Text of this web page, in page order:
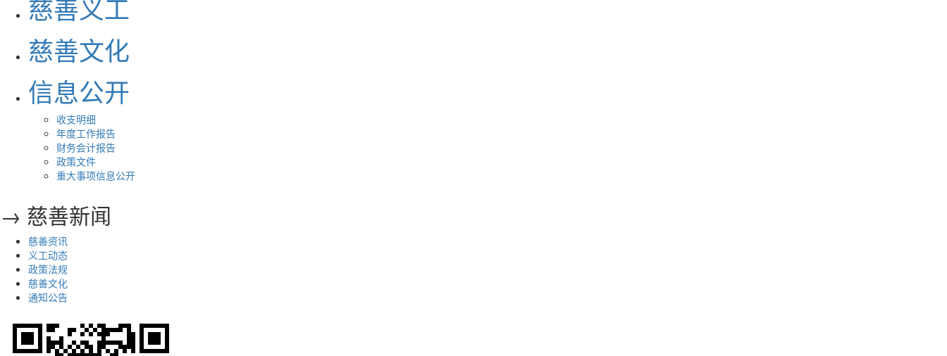
慈善义工
慈善文化
信息公开
收支明细
年度工作报告
财务会计报告
政策文件
重大事项信息公开
→ 慈善新闻
慈善资讯
义工动态
政策法规
慈善文化
通知公告